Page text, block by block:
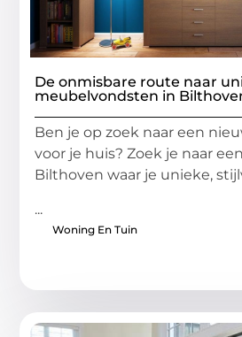
De onmisbare route naar
meubelvondsten in
Ben je op zoek naar een
voor je huis? Zoek je naar
Bilthoven waar je unieke,
...
Woning En Tuin